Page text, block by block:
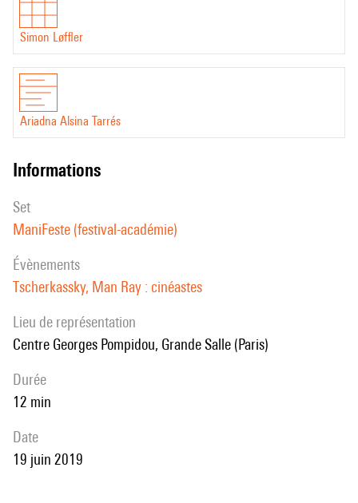
Simon Løffler
Ariadna Alsina Tarrés
informations
set
ManiFeste (festival-académie)
évènements
Tscherkassky, Man Ray : cinéastes
Lieu de représentation
Centre Georges Pompidou, Grande Salle (Paris)
durée
12 min
date
19 juin 2019